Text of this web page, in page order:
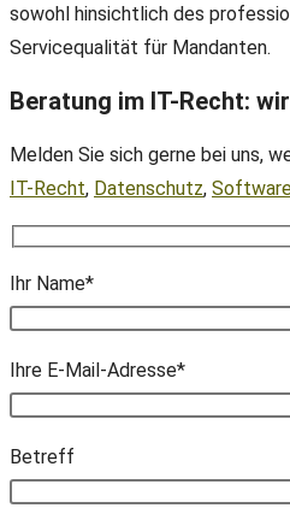
sowohl hinsichtlich des
Servicequalität für Mandanten.
Beratung im IT-Recht:
Melden Sie sich gerne bei uns,
IT-Recht, Datenschutz,
Ihr Name*
Ihre E-Mail-Adresse*
Bitte lasse dieses Feld leer.
Betreff